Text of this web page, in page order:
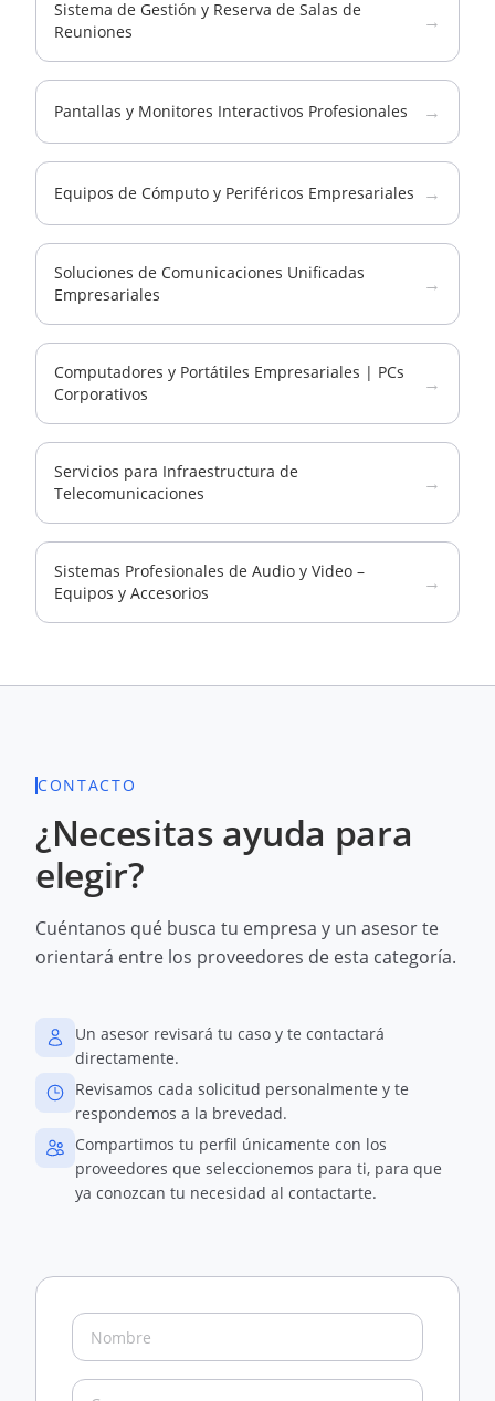
Sistema de Gestión y Reserva de Salas de
Reuniones
→
Pantallas y Monitores Interactivos Profesionales →
Equipos de Cómputo y Periféricos Empresariales →
Soluciones de Comunicaciones Unificadas
Empresariales
→
Computadores y Portátiles Empresariales | PCs
Corporativos
→
Servicios para Infraestructura de
Telecomunicaciones
→
Sistemas Profesionales de Audio y Video –
Equipos y Accesorios
→
CONTACTO
¿Necesitas ayuda para
elegir?
Cuéntanos qué busca tu empresa y un asesor te
orientará entre los proveedores de esta categoría.
Un asesor revisará tu caso y te contactará
directamente.
Revisamos cada solicitud personalmente y te
respondemos a la brevedad.
Compartimos tu perfil únicamente con los
proveedores que seleccionemos para ti, para que
ya conozcan tu necesidad al contactarte.